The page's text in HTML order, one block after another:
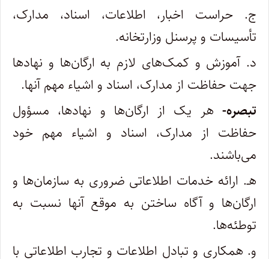
ج. حراست اخبار، اطلاعات، اسناد، مدارک،
تأسیسات و پرسنل وزارتخانه.
‌د. آموزش و کمک‌های لازم به ارگان‌ها و نهادها
جهت حفاظت از مدارک، اسناد و اشیاء مهم آنها.
تبصره- هر یک از ارگان‌ها و نهادها، مسؤول
حفاظت از مدارک، اسناد و اشیاء مهم خود
می‌باشند.
هـ. ارائه خدمات اطلاعاتی ضروری به سازمان‌ها و
ارگان‌ها و آگاه ساختن به موقع آنها نسبت به
توطئه‌ها.
‌و. همکاری و تبادل اطلاعات و تجارب اطلاعاتی با